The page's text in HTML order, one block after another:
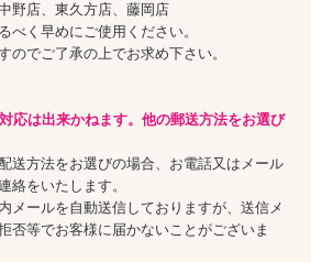
野店、東久方店、藤岡店
べく早めにご使用ください。
のでご了承の上でお求め下さい。
応は出来かねます。他の郵送方法をお選び
送方法をお選びの場合、お電話又はメール
絡をいたします。
メールを自動送信しておりますが、送信メ
否等でお客様に届かないことがございま